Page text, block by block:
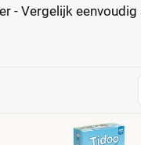
- Vergelijk